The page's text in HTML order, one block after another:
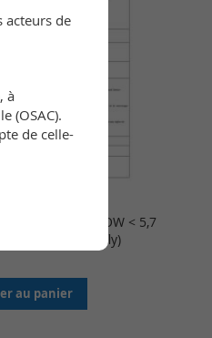
passer seul - MTOW < 5,7
alone permit-to-fly)
au panier
acteurs de
à
(OSAC).
de celle-